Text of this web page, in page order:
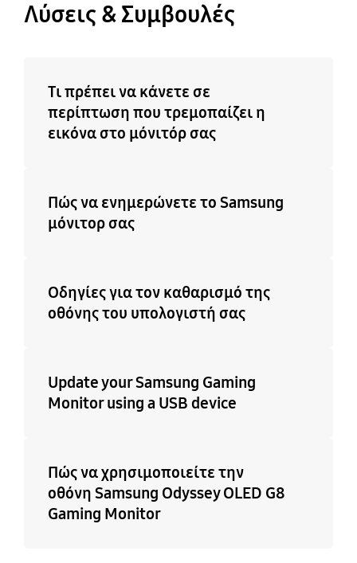
Λύσεις & Συμβουλές
Τι πρέπει να κάνετε σε
περίπτωση που τρεμοπαίζει η
εικόνα στο μόνιτόρ σας
Πώς να ενημερώνετε το Samsung
μόνιτορ σας
Οδηγίες για τον καθαρισμό της
οθόνης του υπολογιστή σας
Update your Samsung Gaming
Monitor using a USB device
Πώς να χρησιμοποιείτε την
οθόνη Samsung Odyssey OLED G8
Gaming Monitor